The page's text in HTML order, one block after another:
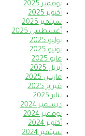
نوفمبر 2025
أكتوبر 2025
سبتمبر 2025
أغسطس 2025
يوليو 2025
يونيو 2025
مايو 2025
أبريل 2025
مارس 2025
فبراير 2025
يناير 2025
ديسمبر 2024
نوفمبر 2024
أكتوبر 2024
سبتمبر 2024